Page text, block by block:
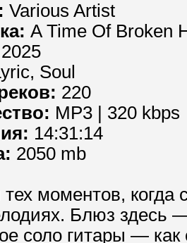
Various Artist
A Time Of Broken
2025
Soul
220
MP3 | 320 kbps
14:31:14
2050 mb
тех моментов,
Блюз здесь
соло гитары —